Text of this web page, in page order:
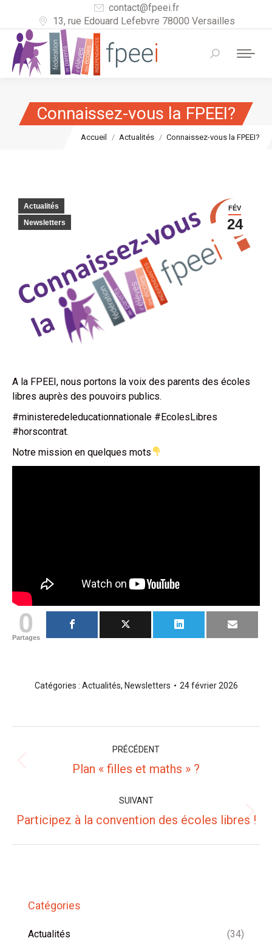
contact@fpeei.fr
13, rue Edouard Lefebvre 78000 Versailles
Recherche
Connaissez-vous la FPEEI?
Vous êtes ici :
Accueil Actualités Connaissez-vous la FPEEI?
FÉV
24
Actualités
Newsletters
A la FPEEI, nous portons la voix des parents des écoles
libres auprès des pouvoirs publics.
#ministeredeleducationnationale #EcolesLibres
#horscontrat.
Notre mission en quelques mots
0
Partages
Catégories : Actualités, Newsletters 24 février 2026
article
PRÉCÉDENT
Article
:
Plan « filles et maths » ?
SUIVANT
Article
:
Participez à la convention des écoles libres !
Catégories
Actualités
(34)